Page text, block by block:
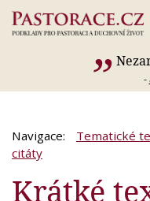
-
Navigace: Tematické
citáty
Krátké